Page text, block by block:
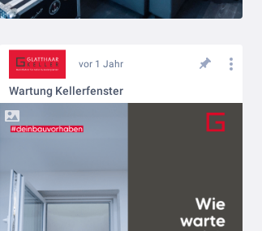
vor 1 Jahr
Wartung Kellerfenster